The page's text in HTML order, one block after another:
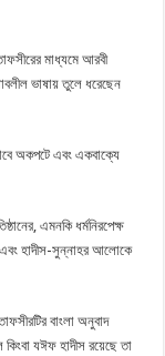
মাধ্যমে আরবী
ভাষায় তুলে ধরেছেন
অকপটে এবং একবাক্যে
এমনকি ধর্মনিরপেক্ষ
এবং হাদীস-সুন্নাহর আলোকে
বাংলা অনুবাদ
যঈফ হাদীস রয়েছে তা